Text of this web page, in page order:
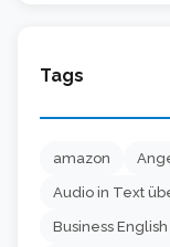
Tags
amazon
Audio in Text
Business